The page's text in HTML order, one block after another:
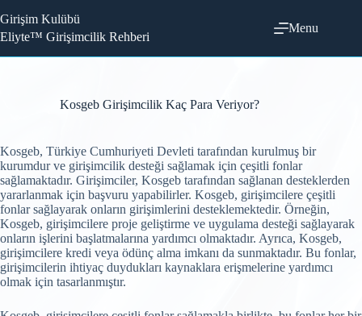
to
content
Girişim Kulübü
Eliyte™ Girişimcilik Rehberi
Menu
Kosgeb Girişimcilik Kaç Para Veriyor?
Kosgeb, Türkiye Cumhuriyeti Devleti tarafından kurulmuş bir
kurumdur ve girişimcilik desteği sağlamak için çeşitli fonlar
sağlamaktadır. Girişimciler, Kosgeb tarafından sağlanan desteklerden
yararlanmak için başvuru yapabilirler. Kosgeb, girişimcilere çeşitli
fonlar sağlayarak onların girişimlerini desteklemektedir. Örneğin,
Kosgeb, girişimcilere proje geliştirme ve uygulama desteği sağlayarak
onların işlerini başlatmalarına yardımcı olmaktadır. Ayrıca, Kosgeb,
girişimcilere kredi veya ödünç alma imkanı da sunmaktadır. Bu fonlar,
girişimcilerin ihtiyaç duydukları kaynaklara erişmelerine yardımcı
olmak için tasarlanmıştır.